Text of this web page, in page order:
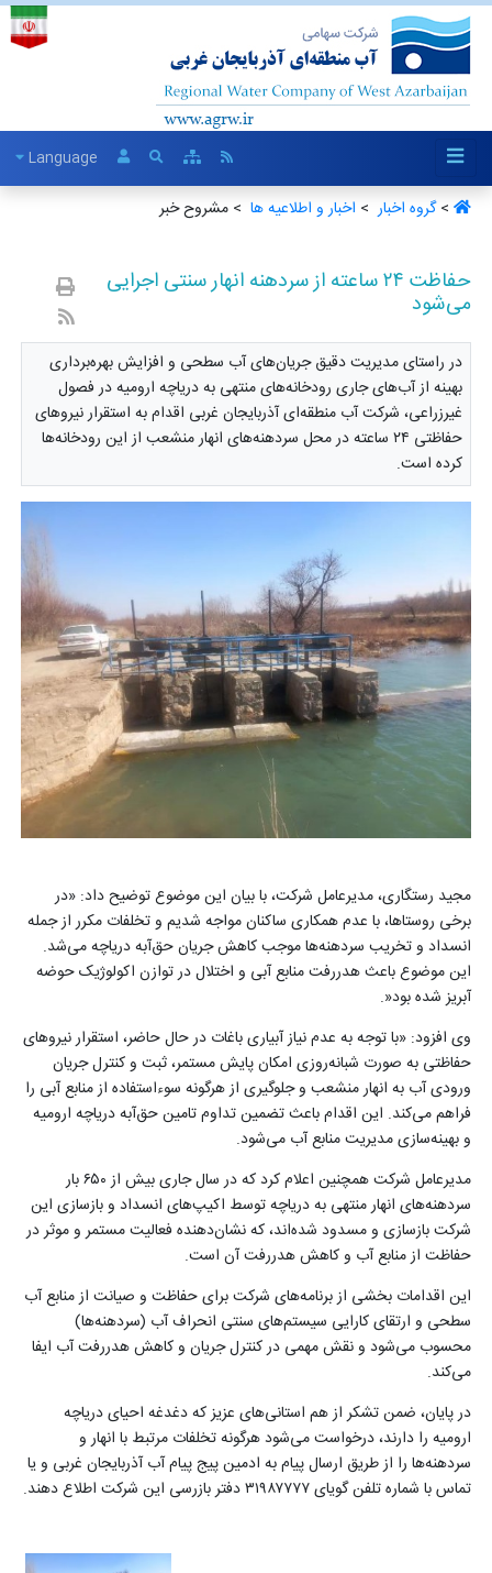
Language
>گروه اخبار ‏ > اخبار و اطلاعیه ها ‏ > مشروح خبر
حفاظت ۲۴ ساعته از سردهنه انهار سنتی اجرایی
می‌شود
در راستای مدیریت دقیق جریان‌های آب سطحی و افزایش بهره‌برداری
بهینه از آب‌های جاری رودخانه‌های منتهی به دریاچه ارومیه در فصول
غیرزراعی، شرکت آب منطقه‌ای آذربایجان غربی اقدام به استقرار نیروهای
حفاظتی ۲۴ ساعته در محل سردهنه‌های انهار منشعب از این رودخانه‌ها
کرده است.
مجید رستگاری، مدیرعامل شرکت، با بیان این موضوع توضیح داد: «در
برخی روستاها، با عدم همکاری ساکنان مواجه شدیم و تخلفات مکرر از جمله
انسداد و تخریب سردهنه‌ها موجب کاهش جریان حق‌آبه دریاچه می‌شد.
این موضوع باعث هدررفت منابع آبی و اختلال در توازن اکولوژیک حوضه
آبریز شده بود.»
وی افزود: «با توجه به عدم نیاز آبیاری باغات در حال حاضر، استقرار نیروهای
حفاظتی به صورت شبانه‌روزی امکان پایش مستمر، ثبت و کنترل جریان
ورودی آب به انهار منشعب و جلوگیری از هرگونه سوءاستفاده از منابع آبی را
فراهم می‌کند. این اقدام باعث تضمین تداوم تامین حق‌آبه دریاچه ارومیه
و بهینه‌سازی مدیریت منابع آب می‌شود.
مدیرعامل شرکت همچنین اعلام کرد که در سال جاری بیش از ۶۵۰ بار
سردهنه‌های انهار منتهی به دریاچه توسط اکیپ‌های انسداد و بازسازی این
شرکت بازسازی و مسدود شده‌اند، که نشان‌دهنده فعالیت مستمر و موثر در
حفاظت از منابع آب و کاهش هدررفت آن است.
این اقدامات بخشی از برنامه‌های شرکت برای حفاظت و صیانت از منابع آب
سطحی و ارتقای کارایی سیستم‌های سنتی انحراف آب (سردهنه‌ها)
محسوب می‌شود و نقش مهمی در کنترل جریان و کاهش هدررفت آب ایفا
می‌کند.
در پایان، ضمن تشکر از هم استانی‌های عزیز که دغدغه احیای دریاچه
ارومیه را دارند، درخواست می‌شود هرگونه تخلفات مرتبط با انهار و
سردهنه‌ها را از طریق ارسال پیام به ادمین پیج پیام آب آذربایجان غربی و یا
تماس با شماره تلفن گویای ۳۱۹۸۷۷۷۷ دفتر بازرسی این شرکت اطلاع دهند
.